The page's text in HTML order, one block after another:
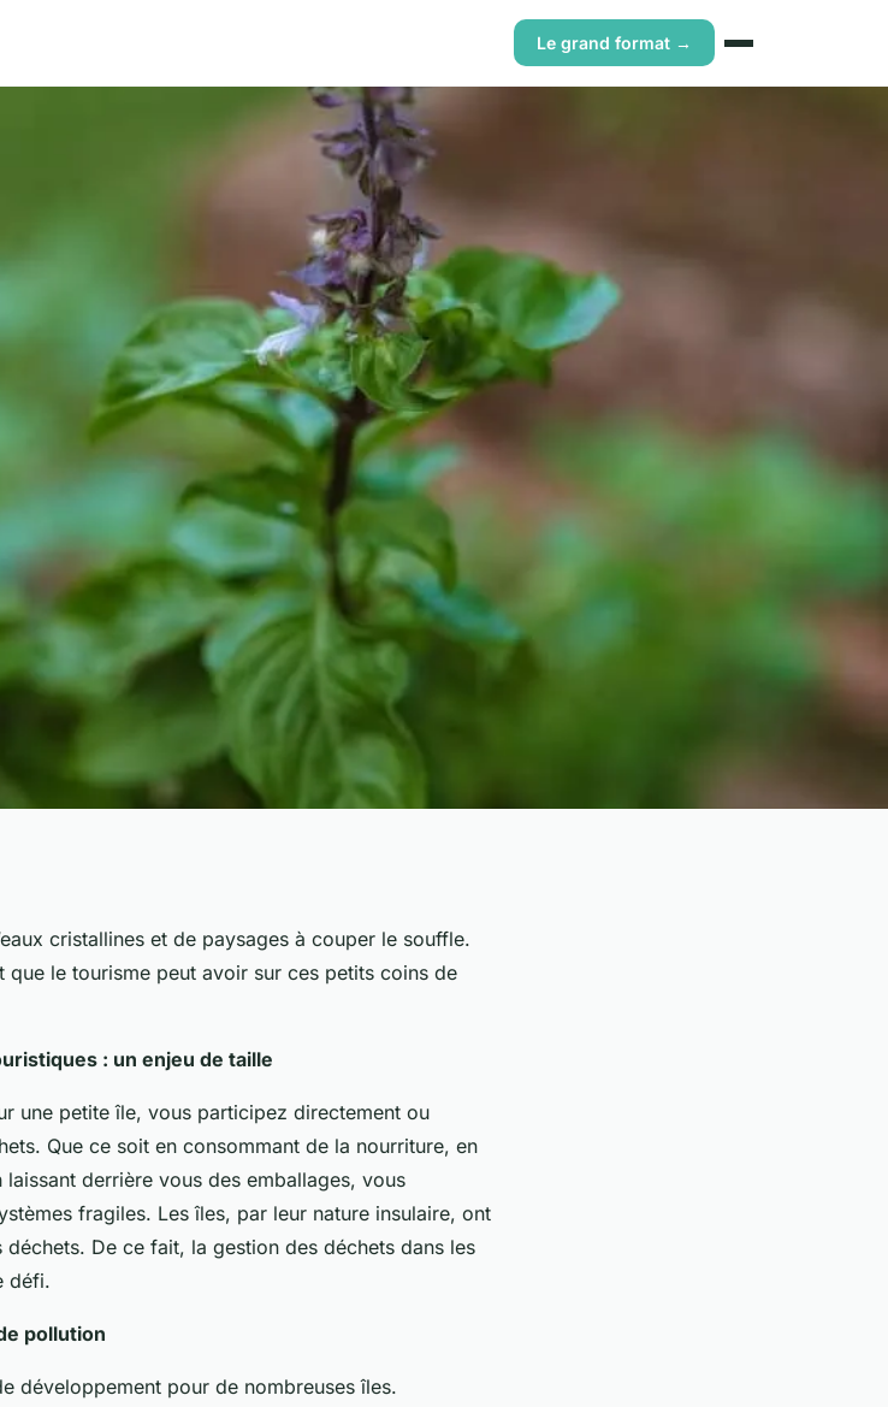
Le grand format →
dans
cristallines et de paysages à couper le souffle.
que le tourisme peut avoir sur ces petits coins de
: un enjeu de taille
une petite île, vous participez directement ou
Que ce soit en consommant de la nourriture, en
derrière vous des emballages, vous
fragiles. Les îles, par leur nature insulaire, ont
De ce fait, la gestion des déchets dans les
défi.
pollution
développement pour de nombreuses îles.